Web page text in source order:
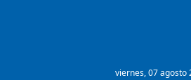
viernes, 07 agosto